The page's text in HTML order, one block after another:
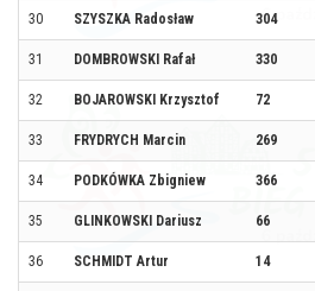
30 SZYSZKA Radosław 304
31 DOMBROWSKI Rafał 330
32 BOJAROWSKI Krzysztof 72
33 FRYDRYCH Marcin 269
34 PODKÓWKA Zbigniew 366
35 GLINKOWSKI Dariusz 66
36 SCHMIDT Artur 14